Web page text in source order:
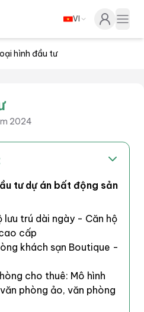
VI
hình đầu tư
2024
tư dự án bất động sản
lưu trú dài ngày - Căn hộ
cấp
khách sạn Boutique -
cho thuê: Mô hình
phòng ảo, văn phòng